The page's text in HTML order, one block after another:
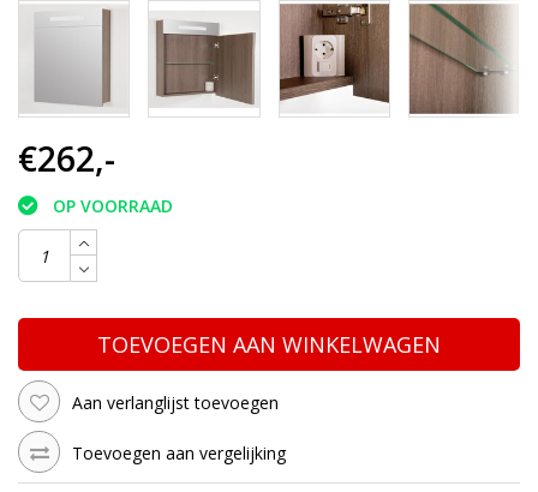
€262,-
OP VOORRAAD
TOEVOEGEN AAN WINKELWAGEN
Aan verlanglijst toevoegen
Toevoegen aan vergelijking